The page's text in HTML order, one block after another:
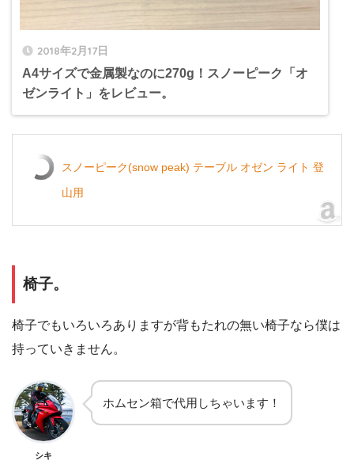
2018年2月17日
A4サイズで金属製なのに270g！スノーピーク「オ
ゼンライト」をレビュー。
スノーピーク(snow peak) テーブル オゼン ライト 登
山用
椅子。
椅子でもいろいろありますが背もたれの無い椅子なら僕は
持っていきません。
シキ
ホムセン箱で代用しちゃいます！